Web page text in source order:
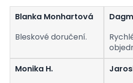
i
s
Blanka Monhartová
Bleskové doručení.
Monika H.